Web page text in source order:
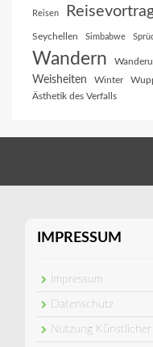
Reisen
Seychellen Simbabwe
Wandern
Weisheiten Winter
Ästhetik des Verfalls
IMPRESSUM
Impressum
Datenschutz
Nutzung Künstlicher